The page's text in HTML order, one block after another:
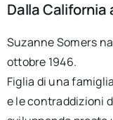
Dalla
Suzanne Somers
ottobre 1946.
Figlia di una
e le contraddizioni